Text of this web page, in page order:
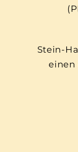
Stein-
einen